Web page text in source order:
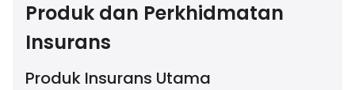
Produk dan Perkhidmatan
Insurans
Produk Insurans Utama